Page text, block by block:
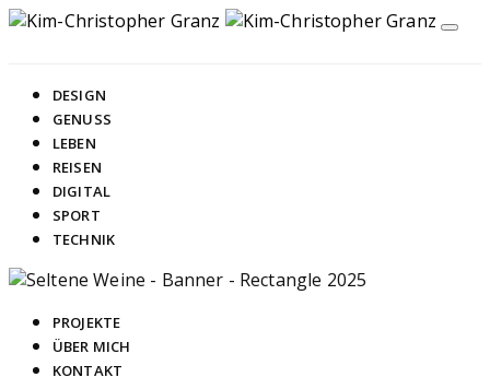
DESIGN
GENUSS
LEBEN
REISEN
DIGITAL
SPORT
TECHNIK
PROJEKTE
ÜBER MICH
KONTAKT